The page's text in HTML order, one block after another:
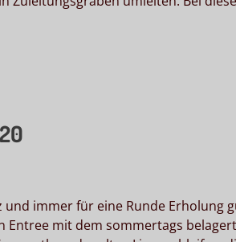
immer für eine Runde Erholung
Entree mit dem sommertags